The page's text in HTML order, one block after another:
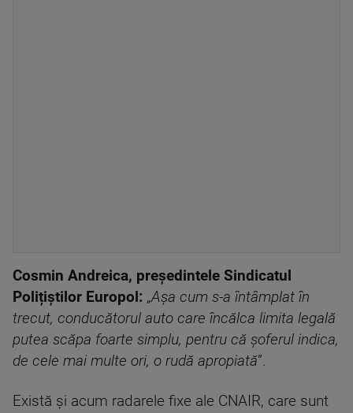
Cosmin Andreica, președintele Sindicatul
Polițiștilor Europol: „Așa cum s-a întâmplat în
trecut, conducătorul auto care încălca limita legală
putea scăpa foarte simplu, pentru că șoferul indica,
de cele mai multe ori, o rudă apropiată”.
Există și acum radarele fixe ale CNAIR, care sunt